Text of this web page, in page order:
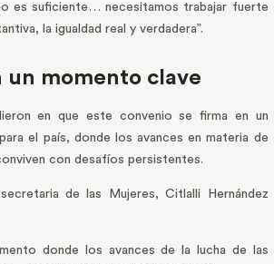
es suficiente… necesitamos trabajar fuerte
la igualdad real y verdadera”.
un momento clave
en que este convenio se firma en un
el país, donde los avances en materia de
con desafíos persistentes.
de las Mujeres, Citlalli Hernández
donde los avances de la lucha de las